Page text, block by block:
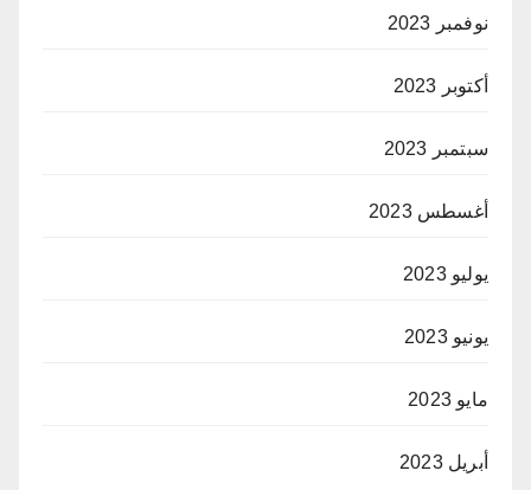
نوفمبر 2023
أكتوبر 2023
سبتمبر 2023
أغسطس 2023
يوليو 2023
يونيو 2023
مايو 2023
أبريل 2023